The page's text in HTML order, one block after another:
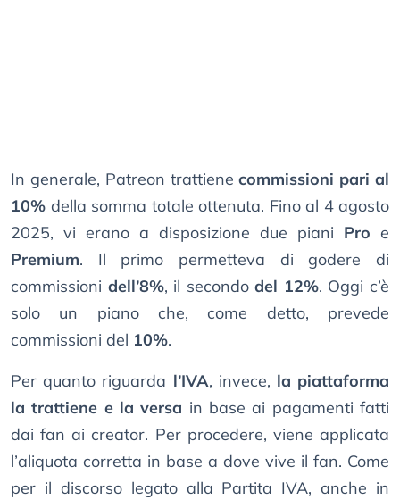
In generale, Patreon trattienecommissioni pari al
10% della somma totale ottenuta. Fino al 4 agosto
2025, vi erano a disposizione due piani Pro e
Premium. Il primo permetteva di godere di
commissioni dell’8%, il secondodel 12%. Oggi c’è
solo un piano che, come detto, prevede
commissioni del 10%.
Per quanto riguarda l’IVA, invece, la piattaforma
la trattiene e la versa in base ai pagamenti fatti
dai fan ai creator. Per procedere, viene applicata
l’aliquota corretta in base a dove vive il fan. Come
per il discorso legato alla Partita IVA, anche in